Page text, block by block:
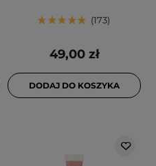
173
49,00 zł
DODAJ DO KOSZYKA